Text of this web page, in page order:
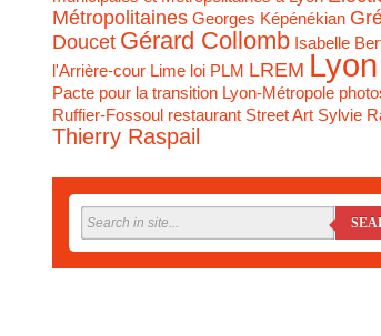
Métropolitaines Georges Képénékian
Doucet Gérard Collomb Isabelle
l'Arrière-cour Lime loi PLM LREM Lyon
Pacte pour la transition Lyon-Métropole
Ruffier-Fossoul restaurant Street Art Sylvie
Thierry Raspail